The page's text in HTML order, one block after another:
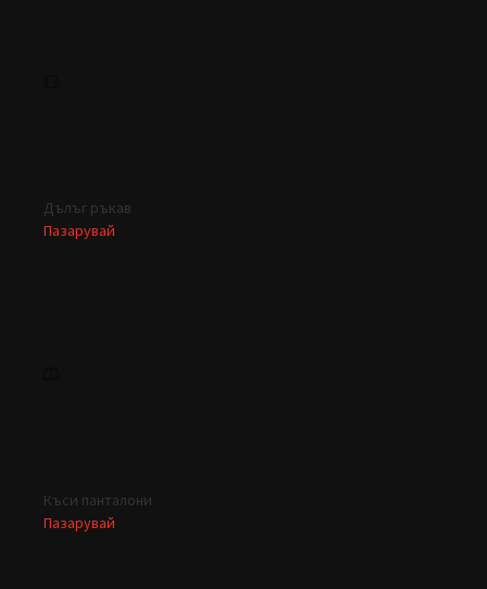
Дълъг ръкав
Пазарувай
Къси панталони
Пазарувай